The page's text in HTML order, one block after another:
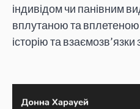
індивідом чи панівним
вплутаною та
історію та